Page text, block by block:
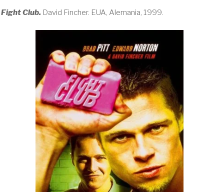
Fight Club. David Fincher. EUA, Alemania, 1999.